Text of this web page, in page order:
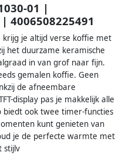
01 |
je altijd verse koffie met
het duurzame keramische
in van grof naar fijn.
gemalen koffie. Geen
de afneembare
display pas je makkelijk alle
biedt ook twee timer-functies
kunt genieten van
je de perfecte warmte met
stijlv